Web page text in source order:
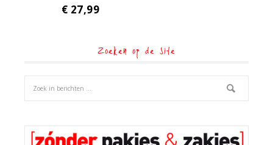
€ 27,99
Zoeken op de site